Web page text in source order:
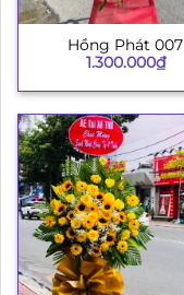
Hồng Phát 007
1.300.000₫